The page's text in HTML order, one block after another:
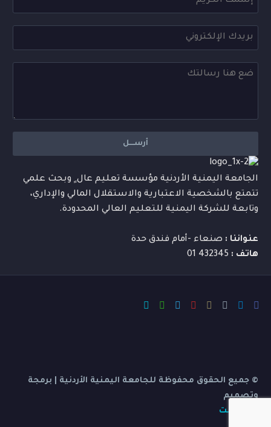
الجامعة اليمنية الأردنية مؤسسة تعليم عال ٍ وبحث علمي
تتمتع بالشخصية الاعتبارية والاستقلال المالي والإداري،
وتابعة للشركة اليمنية للتعليم العالي المحدودة.
عنواننا : صنعاء -أمام فندق حدة
هاتف :
© جميع الحقوق محفوظة للجامعة اليمنية الأردنية | برمجة
وتصميم
بي ديفرنت